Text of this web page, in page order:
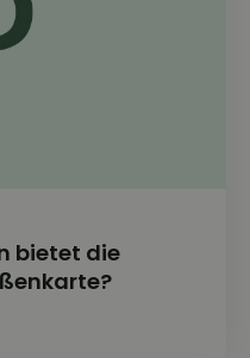
bietet die